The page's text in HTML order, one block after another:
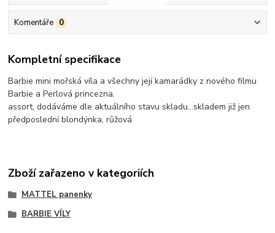
Komentáře 0
Kompletní specifikace
Barbie mini mořská víla a všechny její kamarádky z nového filmu
Barbie a Perlová princezna.
assort, dodáváme dle aktuálního stavu skladu...skladem již jen
předposlední blondýnka, růžová
Zboží zařazeno v kategoriích
MATTEL panenky
BARBIE VÍLY